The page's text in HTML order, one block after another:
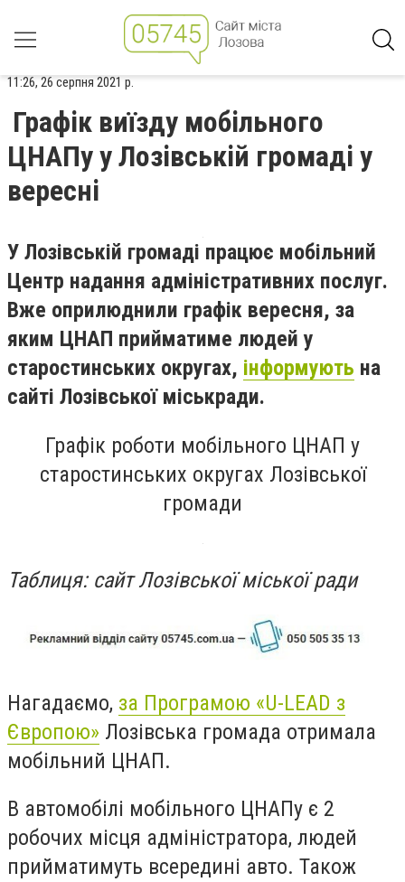
11:26, 26 серпня 2021 р.
Графік виїзду мобільного
ЦНАПу у Лозівській громаді у
вересні
У Лозівській громаді працює мобільний
Центр надання адміністративних послуг.
Вже оприлюднили графік вересня, за
яким ЦНАП прийматиме людей у
старостинських округах, інформують на
сайті Лозівської міськради.
Графік роботи мобільного ЦНАП у
старостинських округах Лозівської
громади
Таблиця: сайт Лозівської міської ради
Нагадаємо, за Програмою «U-LEAD з
Європою» Лозівська громада отримала
мобільний ЦНАП.
В автомобілі мобільного ЦНАПу є 2
робочих місця адміністратора, людей
прийматимуть всередині авто. Також